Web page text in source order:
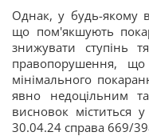
Однак, у будь-якому
що пом'якшують
знижувати ступінь
правопорушення,
мінімального
явно недоцільним
висновок міститься
30.04.24 справа 669/